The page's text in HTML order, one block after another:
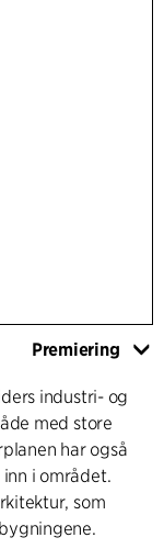
Premiering
industri- og
med store
har også
i området.
som